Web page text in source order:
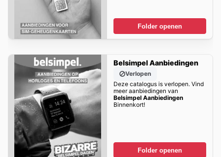
Folder openen
Belsimpel Aanbiedingen
Verlopen
Deze catalogus is verlopen. Vind
meer aanbiedingen van
Belsimpel Aanbiedingen
Binnenkort!
Folder openen